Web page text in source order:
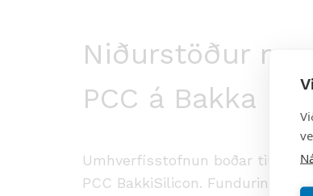
Niðurstöður
PCC á Bakka
Umhverfisstofnun boðar til
PCC BakkiSilicon. Fundurinn er